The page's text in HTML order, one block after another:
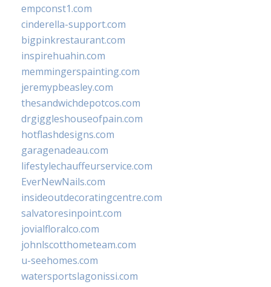
empconst1.com
cinderella-support.com
bigpinkrestaurant.com
inspirehuahin.com
memmingerspainting.com
jeremypbeasley.com
thesandwichdepotcos.com
drgiggleshouseofpain.com
hotflashdesigns.com
garagenadeau.com
lifestylechauffeurservice.com
EverNewNails.com
insideoutdecoratingcentre.com
salvatoresinpoint.com
jovialfloralco.com
johnlscotthometeam.com
u-seehomes.com
watersportslagonissi.com